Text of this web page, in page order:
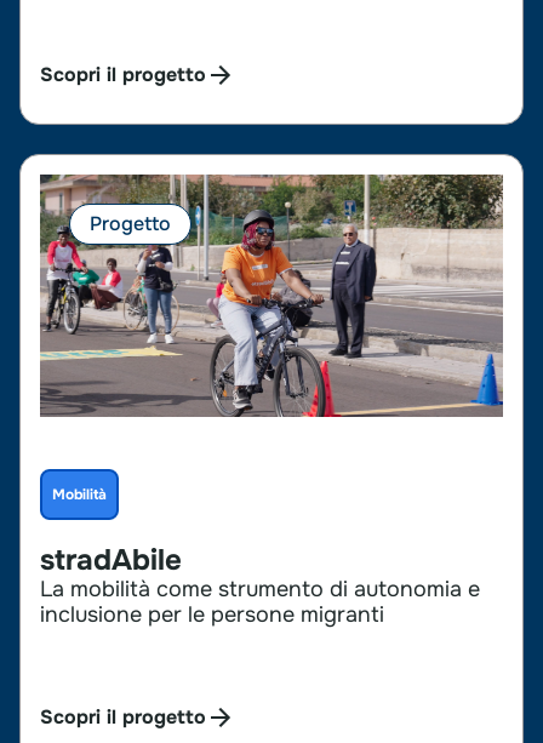
Scopri il progetto
Progetto
Mobilità
stradAbile
La mobilità come strumento di autonomia e
inclusione per le persone migranti
Scopri il progetto